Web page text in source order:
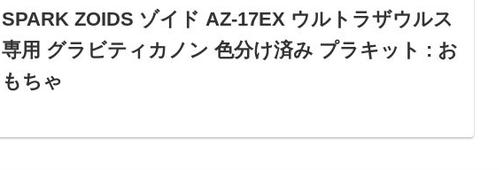
SPARK ZOIDS ゾイド AZ-17EX ウルトラザウルス
専用 グラビティカノン 色分け済み プラキット : お
もちゃ
ZOIDS ゾイド AZ-17EX ウルトラザウルス専用 グラビティカノ